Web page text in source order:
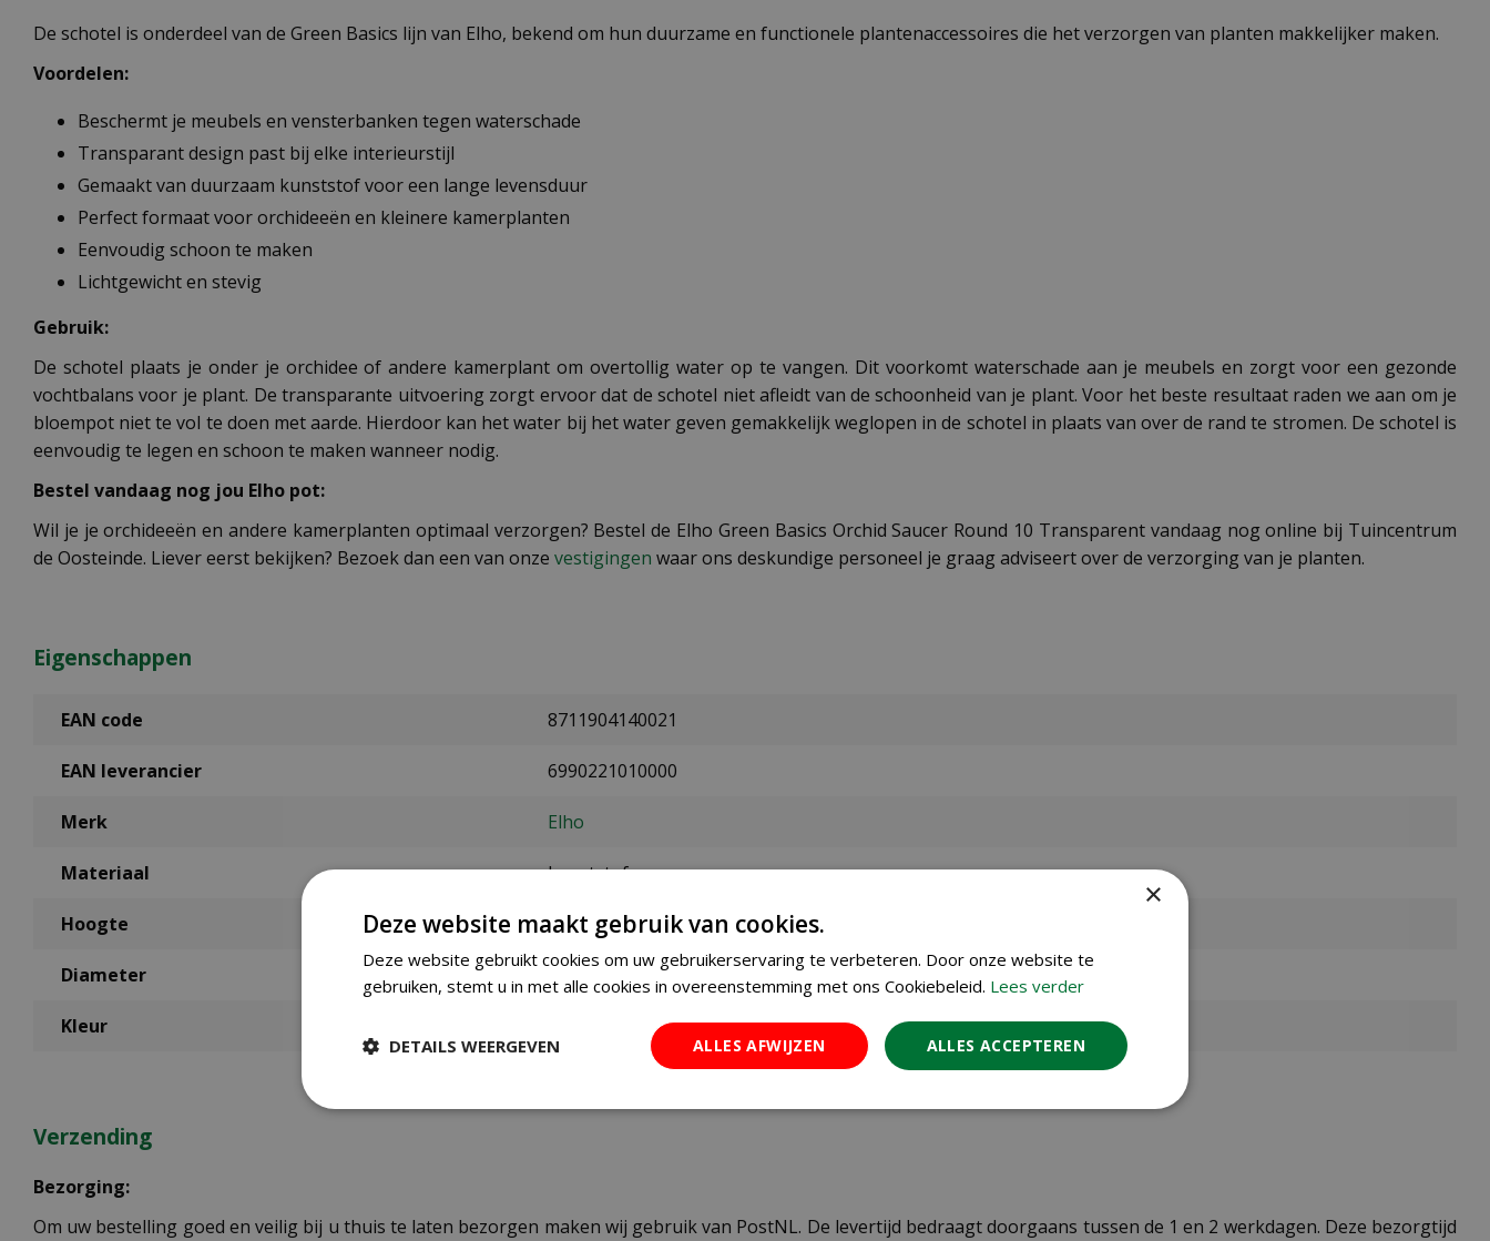
De schotel is onderdeel van de Green Basics lijn van Elho, bekend om hun duurzame en functionele plantenaccessoires die het verzorgen van planten makkelijker maken.
Voordelen:
Beschermt je meubels en vensterbanken tegen waterschade
Transparant design past bij elke interieurstijl
Gemaakt van duurzaam kunststof voor een lange levensduur
Perfect formaat voor orchideeën en kleinere kamerplanten
Eenvoudig schoon te maken
Lichtgewicht en stevig
Gebruik:
De schotel plaats je onder je orchidee of andere kamerplant om overtollig water op te vangen. Dit voorkomt waterschade aan je meubels en zorgt voor een gezonde
vochtbalans voor je plant. De transparante uitvoering zorgt ervoor dat de schotel niet afleidt van de schoonheid van je plant. Voor het beste resultaat raden we aan om je
bloempot niet te vol te doen met aarde. Hierdoor kan het water bij het water geven gemakkelijk weglopen in de schotel in plaats van over de rand te stromen. De schotel is
eenvoudig te legen en schoon te maken wanneer nodig.
Bestel vandaag nog jou Elho pot:
Wil je je orchideeën en andere kamerplanten optimaal verzorgen? Bestel de Elho Green Basics Orchid Saucer Round 10 Transparent vandaag nog online bij Tuincentrum
de Oosteinde. Liever eerst bekijken? Bezoek dan een van onze vestigingen waar ons deskundige personeel je graag adviseert over de verzorging van je planten.
Eigenschappen
EAN code 8711904140021
EAN leverancier 6990221010000
Merk Elho
Materiaal kunststof
Hoogte 2 cm
Diameter 10 cm
Kleur
Verzending
Bezorging:
Om uw bestelling goed en veilig bij u thuis te laten bezorgen maken wij gebruik van PostNL. De levertijd bedraagt doorgaans tussen de 1 en 2 werkdagen. Deze bezorgtijd
×
Deze website maakt gebruik van cookies.
Deze website gebruikt cookies om uw gebruikerservaring te verbeteren. Door onze website te
gebruiken, stemt u in met alle cookies in overeenstemming met ons Cookiebeleid. Lees verder
ALLES ACCEPTEREN
ALLES AFWIJZEN
DETAILS WEERGEVEN